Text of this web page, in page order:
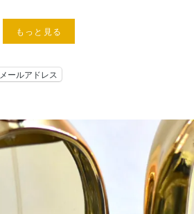
もっと見る
メールアドレス